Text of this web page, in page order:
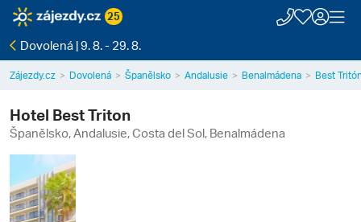
25
Dovolená | 9. 8. - 29. 8.
Zájezdy.cz Dovolená Španělsko Andalusie Benalmádena Best
Hotel Best Triton
Španělsko, Andalusie, Costa del Sol, Benalmádena